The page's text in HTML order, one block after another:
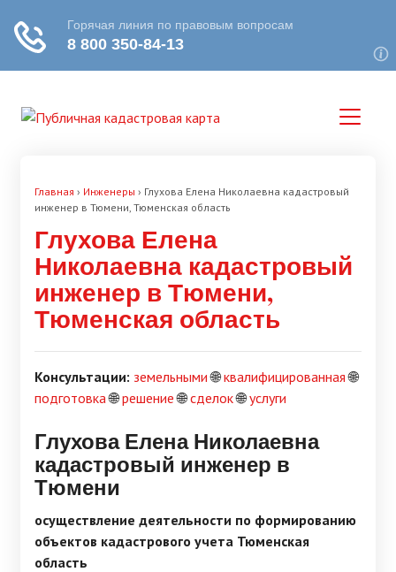
Главная › Инженеры › Глухова Елена Николаевна кадастровый
инженер в Тюмени, Тюменская область
Глухова Елена
Николаевна кадастровый
инженер в Тюмени,
Тюменская область
Консультации: земельными🌐квалифицированная🌐
подготовка🌐решение🌐сделок🌐услуги
Глухова Елена Николаевна
кадастровый инженер в
Тюмени
осуществление деятельности по формированию
объектов кадастрового учета Тюменская
область